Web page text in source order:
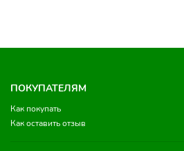
ПОКУПАТЕЛЯМ
Как покупать
Как оставить отзыв